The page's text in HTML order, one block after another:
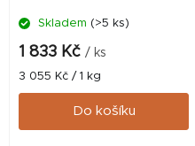
Skladem (>5 ks)
1 833 Kč / ks
Měrná
cena:
3 055 Kč / 1 kg
Do košíku